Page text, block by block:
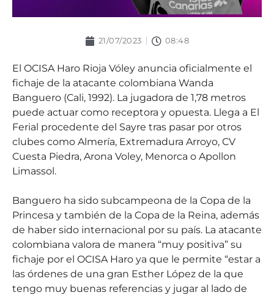
21/07/2023 08:48
El OCISA Haro Rioja Vóley anuncia oficialmente el
fichaje de la atacante colombiana Wanda
Banguero (Cali, 1992). La jugadora de 1,78 metros
puede actuar como receptora y opuesta. Llega a El
Ferial procedente del Sayre tras pasar por otros
clubes como Almería, Extremadura Arroyo, CV
Cuesta Piedra, Arona Voley, Menorca o Apollon
Limassol.
Banguero ha sido subcampeona de la Copa de la
Princesa y también de la Copa de la Reina, además
de haber sido internacional por su país. La atacante
colombiana valora de manera “muy positiva” su
fichaje por el OCISA Haro ya que le permite “estar a
las órdenes de una gran Esther López de la que
tengo muy buenas referencias y jugar al lado de